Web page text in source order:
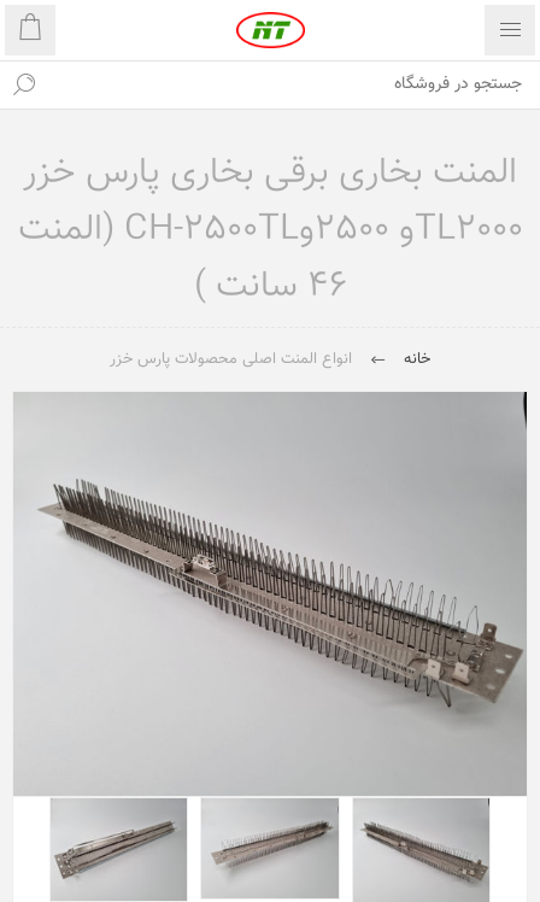
المنت بخاری برقی بخاری پارس خزر
TL2000و 2500وCH-2500TL (المنت
46 سانت )
خانه انواع المنت اصلی محصولات پارس خزر